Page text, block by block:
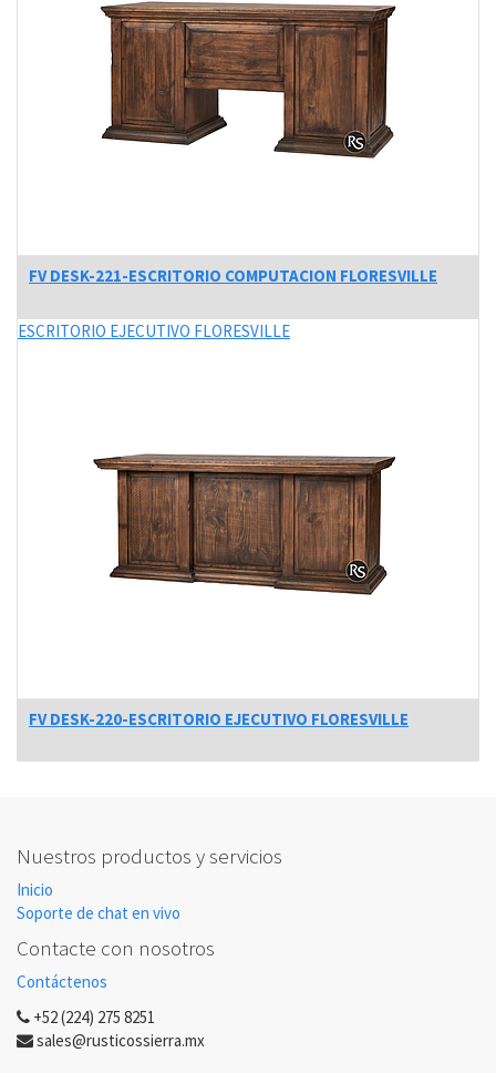
FV DESK-221-ESCRITORIO COMPUTACION FLORESVILLE
ESCRITORIO EJECUTIVO FLORESVILLE
FV DESK-220-ESCRITORIO EJECUTIVO FLORESVILLE
Nuestros productos y servicios
Inicio
Soporte de chat en vivo
Contacte con nosotros
Contáctenos
+52 (224) 275 8251
sales@rusticossierra.mx